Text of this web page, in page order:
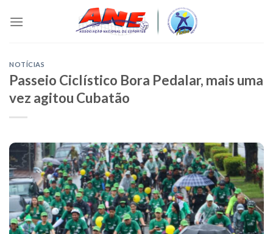
NOTÍCIAS
Passeio Ciclístico Bora Pedalar, mais uma
vez agitou Cubatão